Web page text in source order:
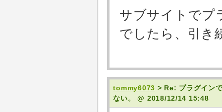
サブサイトでプ
でしたら、引き
tommy6073 > Re: プラグイン
ない。@ 2018/12/14 15:48